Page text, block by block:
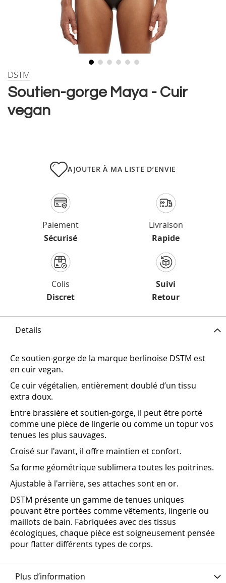
Skip
theSoutien-gorge Maya - Cuir
vegan
DSTM
AJOUTER À MA LISTE D’ENVIE
Paiement
Sécurisé
Livraison
Rapide
Colis
Discret
Suivi
Retour
Details
Ce soutien-gorge de la marque berlinoise DSTM est
en cuir vegan.
‎Ce cuir végétalien, entièrement doublé d’un tissu
extra doux.‎
Entre brassière et soutien-gorge, il peut être porté
comme une pièce de lingerie ou comme un topur vos
tenues les plus sauvages.
Croisé sur l'avant, il offre maintien et confort.
Sa forme géométrique sublimera toutes les poitrines.
Ajustable à l'arrière, ses attaches sont en or.
DSTM présente un gamme de tenues uniques
pouvant être portées comme vêtements, lingerie ou
maillots de bain. Fabriquées avec des tissus
écologiques, chaque pièce est soigneusement pensée
pour flatter différents types de corps.
Plus d’information